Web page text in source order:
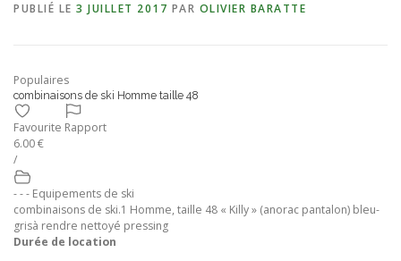
PUBLIÉ LE 3 JUILLET 2017 PAR OLIVIER BARATTE
Populaires
combinaisons de ski Homme taille 48
Favourite Rapport
6.00 €
/
- - - Equipements de ski
combinaisons de ski.1 Homme, taille 48 « Killy » (anorac pantalon) bleu-
grisà rendre nettoyé pressing
Durée de location